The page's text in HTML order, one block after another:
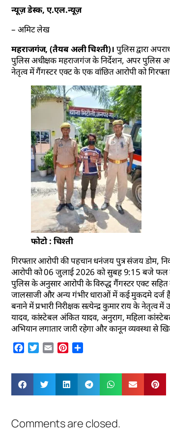
न्यूज़ डेस्क, ए.एल.न्यूज़
– अमिट लेख
महराजगंज, (तैयब अली चिश्ती)। पुलिस द्वारा
पुलिस अधीक्षक महराजगंज के निर्देशन, अपर पुलिस
नेतृत्व में गैंगस्टर एक्ट के एक वांछित आरोपी को
फोटो : चिश्ती
गिरफ्तार आरोपी की पहचान धनंजय पुत्र संजय डोम,
आरोपी को 06 जुलाई 2026 को सुबह 9:15 बजे फल
पुलिस के अनुसार आरोपी के विरुद्ध गैंगस्टर एक्ट
जालसाजी और अन्य गंभीर धाराओं में कई मुकदमे दर्ज
बनाने में प्रभारी निरीक्षक सत्येन्द्र कुमार राय के नेतृत्व
यादव, कांस्टेबल अंकित यादव, अनुराग, महिला
अभियान लगातार जारी रहेगा और कानून व्यवस्था से
Facebook
Twitter
Email Pinterest
Comments are closed.